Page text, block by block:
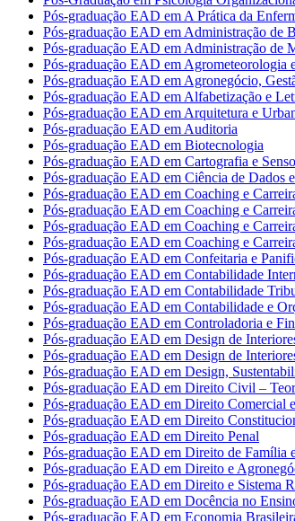
Pós-graduação EAD em A Prática da
Pós-graduação EAD em Administração de
Pós-graduação EAD em Administração de
Pós-graduação EAD em Agrometeorologia
Pós-graduação EAD em Agronegócio,
Pós-graduação EAD em Alfabetização e
Pós-graduação EAD em Arquitetura e
Pós-graduação EAD em Auditoria
Pós-graduação EAD em Biotecnologia
Pós-graduação EAD em Cartografia e
Pós-graduação EAD em Ciência de Dados
Pós-graduação EAD em Coaching e
Pós-graduação EAD em Coaching e
Pós-graduação EAD em Coaching e
Pós-graduação EAD em Coaching e
Pós-graduação EAD em Confeitaria e
Pós-graduação EAD em Contabilidade
Pós-graduação EAD em Contabilidade
Pós-graduação EAD em Contabilidade e
Pós-graduação EAD em Controladoria e
Pós-graduação EAD em Design de
Pós-graduação EAD em Design de
Pós-graduação EAD em Design,
Pós-graduação EAD em Direito Civil –
Pós-graduação EAD em Direito Comercial
Pós-graduação EAD em Direito
Pós-graduação EAD em Direito Penal
Pós-graduação EAD em Direito de Família
Pós-graduação EAD em Direito e
Pós-graduação EAD em Direito e Sistema
Pós-graduação EAD em Docência no
Pós-graduação EAD em Economia